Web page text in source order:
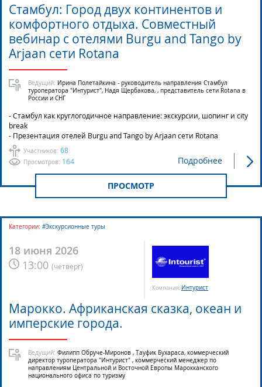
Участников: 68
Просмотров: 164
Стамбул: Город двух континентов и
комфортного отдыха. Совместный
вебинар с отелями Burgu and Tango by
Arjaan сети Rotana
Ведущий: Ирина Полетайкина - руководитель направления Стамбул
туроператора "Интурист", Надя Щербакова, , представитель сети Rotana в
России и СНГ
- Стамбул как круглогодичное направление: экскурсии, шопинг и city
break
- Презентация отелей Burgu and Tango by Arjaan сети Rotana
Подробнее
ПРОСМОТР
18 июня 2026
13:00 (четверг)
Компания: Интурист
Категории: #Экскурсионные туры
Марокко. Африканская сказка, океан и
имперские города.
Ведущий: Филипп Обруче-Миронов , Тауфик Бухараса, коммерческий
директор туроператора "Интурист" , коммерческий менеджер по
направлениям Центральной и Восточной Европы Марокканского
национального офиса по туризму